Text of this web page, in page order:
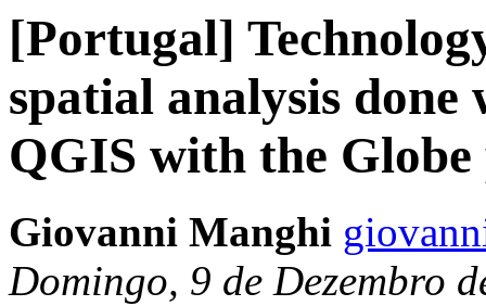
[Portugal]
spatial analysis
QGIS with the
Giovanni Manghi
Domingo, 9 de Dezembro